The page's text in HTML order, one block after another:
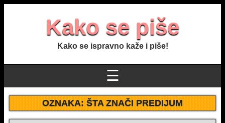
Kako se piše
Kako se ispravno kaže i piše!
☰
OZNAKA:ŠTA ZNAČI PREDIJUM